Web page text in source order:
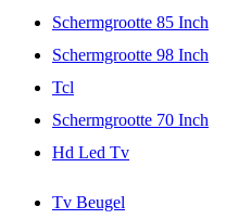
Schermgrootte 85 Inch
Schermgrootte 98 Inch
Tcl
Schermgrootte 70 Inch
Hd Led Tv
Tv Beugel